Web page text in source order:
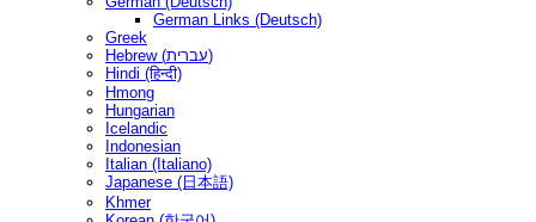
German Links (Deutsch)
Greek
Hebrew (עברית)
Hindi (हिन्दी)
Hmong
Hungarian
Icelandic
Indonesian
Italian (Italiano)
Japanese (日本語)
Khmer